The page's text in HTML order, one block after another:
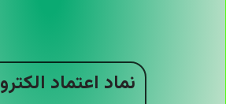
نماد اعتماد